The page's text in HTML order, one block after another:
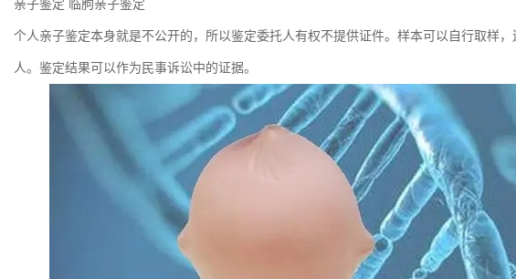
亲子鉴定 临朐亲子鉴定
个人亲子鉴定本身就是不公开的，所以鉴定委托人有权不提供证件。样本可以自行取样
人。鉴定结果可以作为民事诉讼中的证据。